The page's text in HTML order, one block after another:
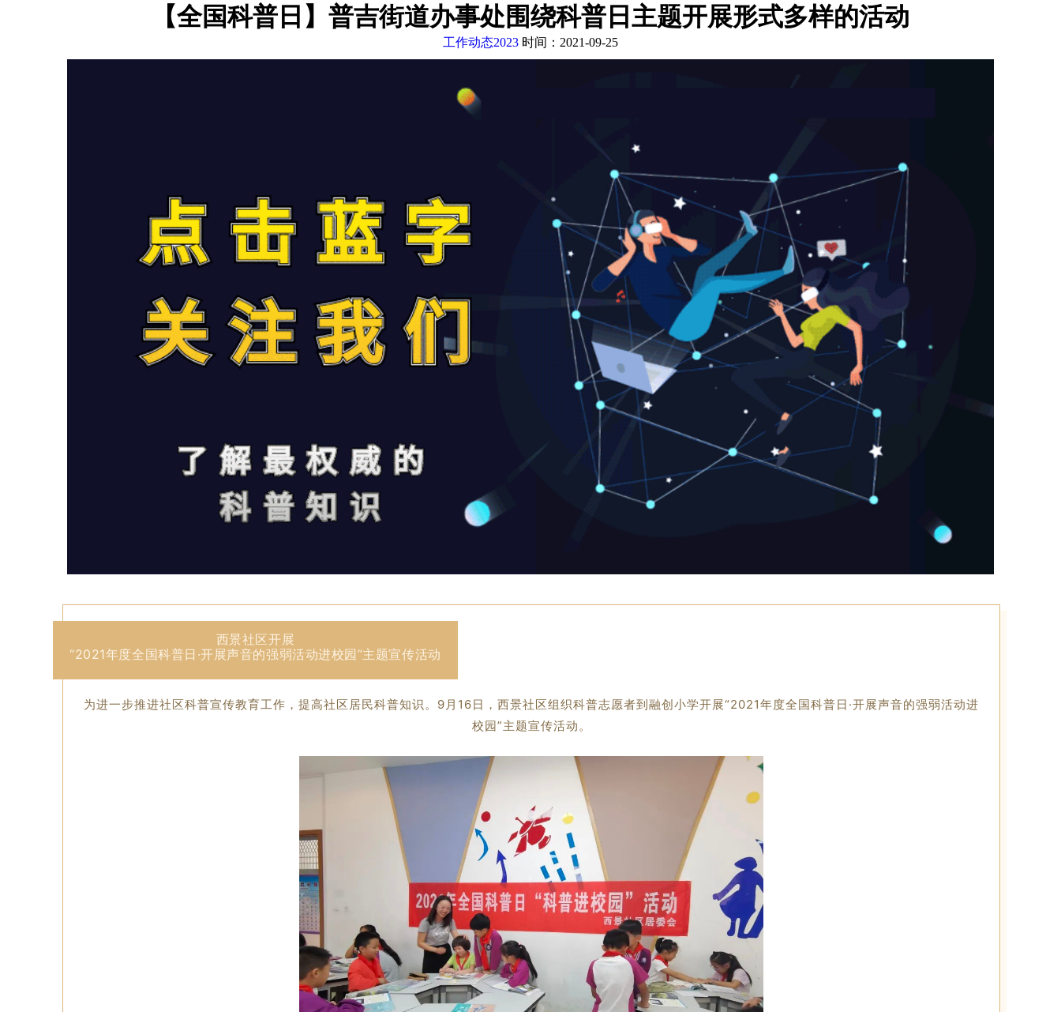
【全国科普日】普吉街道办事处围绕科普日主题开展形式多样的活动
工作动态2023 时间：2021-09-25
西景社区开展
“2021年度全国科普日·开展声音的强弱活动进校园”主题宣传活动
为进一步推进社区科普宣传教育工作，提高社区居民科普知识。9月16日，西景社区组织科普志愿者到融创小学开展“2021年度全国科普日·开展声音的强弱活动进
校园”主题宣传活动。